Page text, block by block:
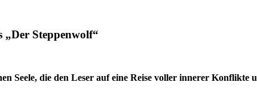
„Der Steppenwolf“
Seele, die den Leser auf eine Reise voller innerer Konflikte